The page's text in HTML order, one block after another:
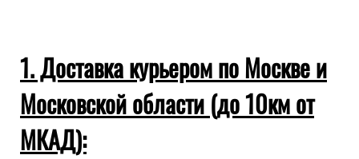
1. Доставка курьером по Москве и
Московской области (до 10км от
МКАД):